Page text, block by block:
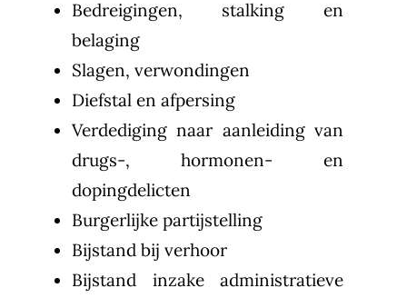
Bedreigingen, stalking en
belaging
Slagen, verwondingen
Diefstal en afpersing
Verdediging naar aanleiding van
drugs-, hormonen- en
dopingdelicten
Burgerlijke partijstelling
Bijstand bij verhoor
Bijstand inzake administratieve